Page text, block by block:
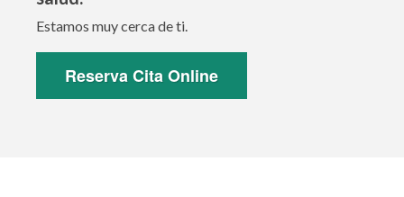
Estamos muy cerca de ti.
Reserva Cita Online